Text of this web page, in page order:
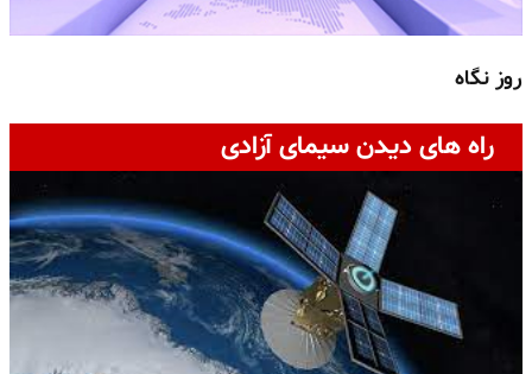
روز نگاه
راه های دیدن سیمای آزادی